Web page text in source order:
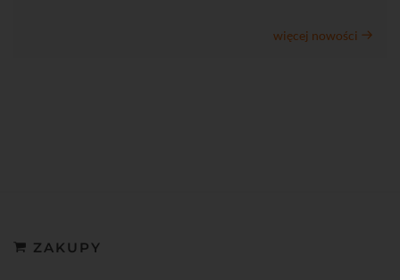
więcej nowości
ZAKUPY